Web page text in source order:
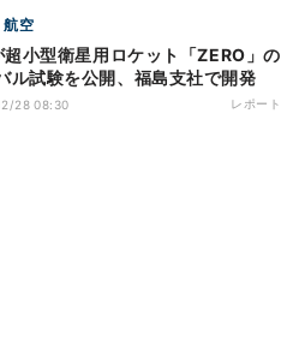
航空
小型衛星用ロケット「ZERO」の
ル試験を公開、福島支社で開発
28 08:30 レポート